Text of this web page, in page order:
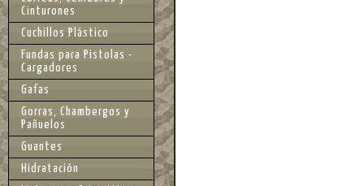
Cinturones
Cuchillos Plástico
Fundas para Pistolas -
Cargadores
Gafas
Gorras, Chambergos y
Pañuelos
Guantes
Hidratación